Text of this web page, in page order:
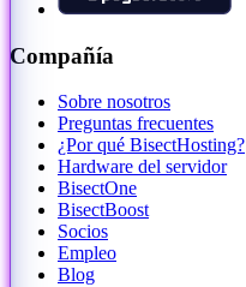
Compañía
Sobre nosotros
Preguntas frecuentes
¿Por qué BisectHosting?
Hardware del servidor
BisectOne
BisectBoost
Socios
Empleo
Blog